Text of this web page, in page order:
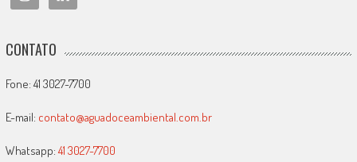
CONTATO
Fone: 41 3027-7700
E-mail: contato@aguadoceambiental.com.br
Whatsapp: 41 3027-7700